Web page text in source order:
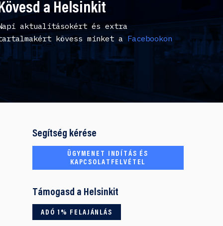
a Helsinkit
aktualitásokért és extra
kövess minket aFacebookon
Segítség kérése
ÜGYMENET INDÍTÁS ÉS
KAPCSOLATFELVÉTEL
Támogasd a Helsinkit
ADÓ 1% FELAJÁNLÁS